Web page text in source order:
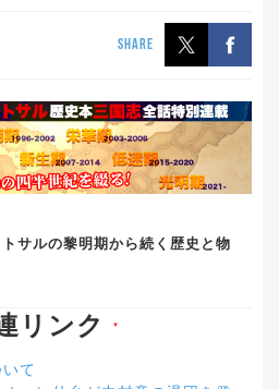
SHARE
トサルの黎明期から続く歴史と物
リンク ▼
て